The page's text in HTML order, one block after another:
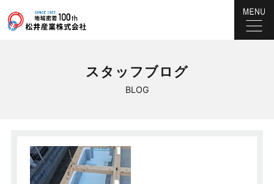
BLOG
スタッフブログ